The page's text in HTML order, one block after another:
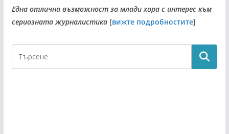
Една отлична възможност за млади хора с интерес към
сериозната журналистика [вижте подробностите]